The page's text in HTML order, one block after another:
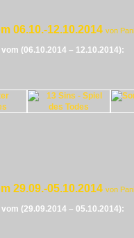
06.10.-12.10.2014 von
(06.10.2014 – 12.10.2014):
29.09.-05.10.2014 von
(29.09.2014 – 05.10.2014):